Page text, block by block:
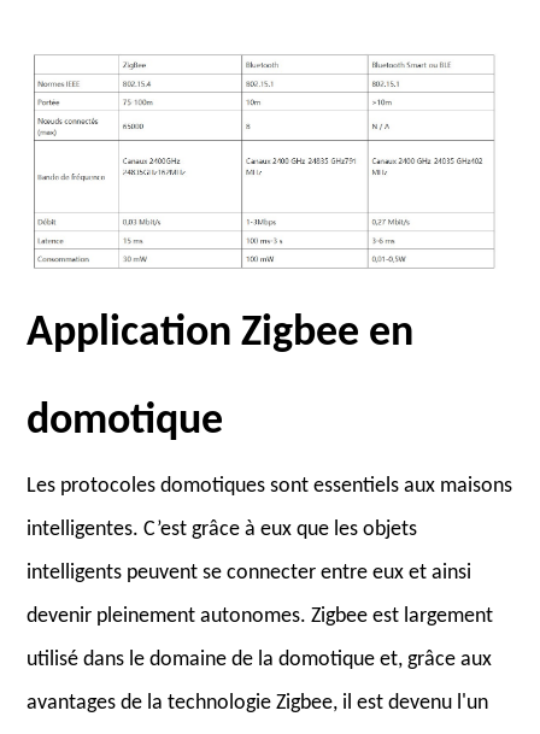
Application Zigbee en
domotique
Les protocoles domotiques sont essentiels aux maisons
intelligentes. C’est grâce à eux que les objets
intelligents peuvent se connecter entre eux et ainsi
devenir pleinement autonomes. Zigbee est largement
utilisé dans le domaine de la domotique et, grâce aux
avantages de la technologie Zigbee, il est devenu l'un